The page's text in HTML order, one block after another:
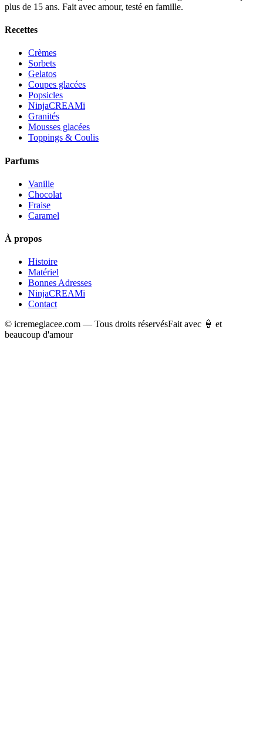
plus de 15 ans. Fait avec amour, testé en famille.
Recettes
Crèmes
Sorbets
Gelatos
Coupes glacées
Popsicles
NinjaCREAMi
Granités
Mousses glacées
Toppings & Coulis
Parfums
Vanille
Chocolat
Fraise
Caramel
À propos
Histoire
Matériel
Bonnes Adresses
NinjaCREAMi
Contact
© icremeglacee.com — Tous droits réservésFait avec 🍦 et
beaucoup d'amour